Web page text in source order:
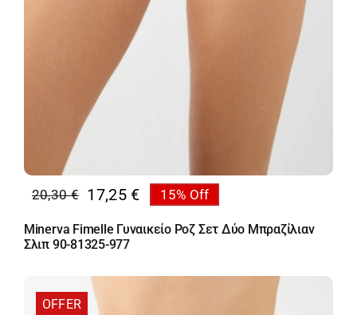
20,30€
Original
price
was:
17,25 €
Η
τρέχουσα
τιμή
15% Off
Minerva Fimelle Γυναικείο Ροζ Σετ Δύο Μπραζίλιαν
Σλιπ 90-81325-977
OFFER